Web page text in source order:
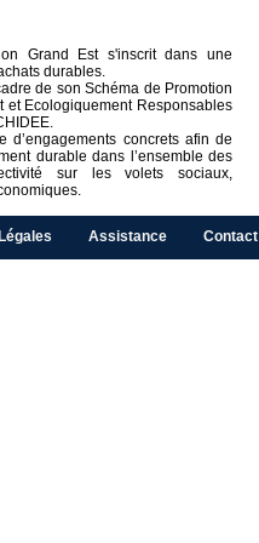
Grand Est s'inscrit dans une
durables.
de son Schéma de Promotion
et Ecologiquement Responsables
d’engagements concrets afin de
durable dans l’ensemble des
sur les volets sociaux,
Contact
Assistance